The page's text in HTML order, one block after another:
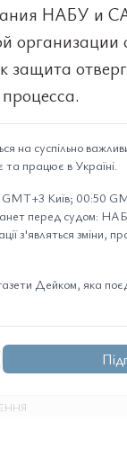
НАБУ и
организации
защита
на суспільно
та працює в Україні.
Київ; 00:50
перед судом:
з'являться зміни,
Дейком, яка